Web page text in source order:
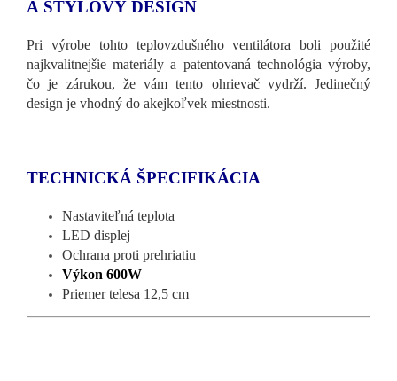
A ŠTÝLOVÝ DESIGN
Pri výrobe tohto teplovzdušného ventilátora boli použité
najkvalitnejšie materiály a patentovaná technológia výroby,
čo je zárukou, že vám tento ohrievač vydrží. Jedinečný
design je vhodný do akejkoľvek miestnosti.
TECHNICKÁ ŠPECIFIKÁCIA
Nastaviteľná teplota
LED displej
Ochrana proti prehriatiu
Výkon 600W
Priemer telesa 12,5 cm